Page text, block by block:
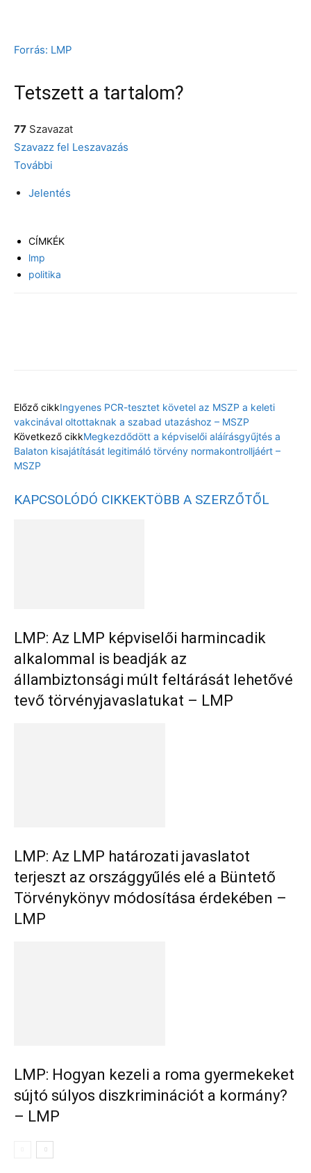
Forrás: LMP
Tetszett a tartalom?
77 Szavazat
Szavazz fel Leszavazás
További
Jelentés
CÍMKÉK
lmp
politika
Előző cikkIngyenes PCR-tesztet követel az MSZP a keleti
vakcinával oltottaknak a szabad utazáshoz – MSZP
Következő cikkMegkezdődött a képviselői aláírásgyűjtés a
Balaton kisajátítását legitimáló törvény normakontrolljáért –
MSZP
KAPCSOLÓDÓ CIKKEKTÖBB A SZERZŐTŐL
LMP: Az LMP képviselői harmincadik
alkalommal is beadják az
állambiztonsági múlt feltárását lehetővé
tevő törvényjavaslatukat – LMP
LMP: Az LMP határozati javaslatot
terjeszt az országgyűlés elé a Büntető
Törvénykönyv módosítása érdekében –
LMP
LMP: Hogyan kezeli a roma gyermekeket
sújtó súlyos diszkriminációt a kormány?
– LMP